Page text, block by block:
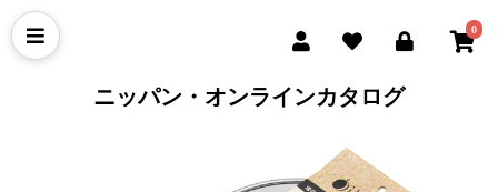
0
ニッパン・オンラインカタログ